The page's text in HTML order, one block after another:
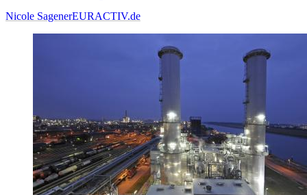
Nicole SagenerEURACTIV.de